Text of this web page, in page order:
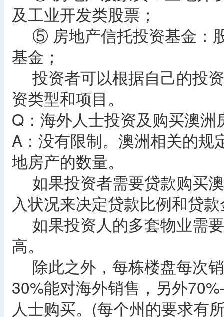
及工业开发类股票；
⑤ 房地产信托投资基金：
基金；
投资者可以根据自己的投
资类型和项目。
Q：海外人士投资及购买澳
A：没有限制。澳洲相关的规
地房产的数量。
如果投资者需要贷款购买
入状况来决定贷款比例和贷
如果投资人的多套物业需
高。
除此之外，每栋楼盘每次
30%能对海外销售，另外
人士购买。(每个州的要求有